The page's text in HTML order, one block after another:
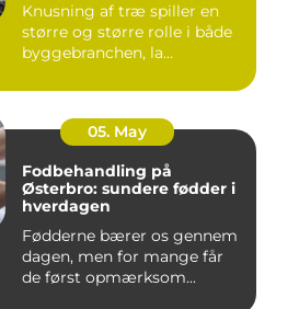
Knusning af træ spiller en
større og større rolle i både
byggebranchen, la...
05. May
Fodbehandling på
Østerbro: sundere fødder i
hverdagen
Fødderne bærer os gennem
dagen, men for mange får
de først opmærksom...